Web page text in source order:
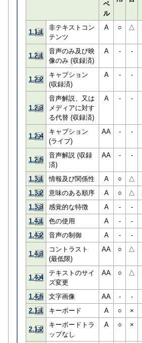
ベ
ル
1.1.1
非テキストコン
テンツ
A ○ △
1.2.1
音声のみ及び映
像のみ (収録済)
A - -
1.2.2
キャプション
(収録済)
A - -
1.2.3
音声解説、又は
メディアに対す
る代替 (収録済)
A - -
1.2.4
キャプション
(ライブ)
AA - -
1.2.5
音声解説 (収録
済)
AA - -
1.3.1 情報及び関係性 A ○ △
1.3.2
意味のある順序 A ○ △
1.3.3
感覚的な特徴 A - -
1.4.1
色の使用 A - -
1.4.2
音声の制御 A - -
1.4.3
コントラスト
(最低限)
AA ○ △
1.4.4
テキストのサイ
ズ変更
AA ○ △
1.4.5 文字画像 AA - -
2.1.1
キーボード A ○ ×
2.1.2
キーボードトラ
ップなし
A ○ ×